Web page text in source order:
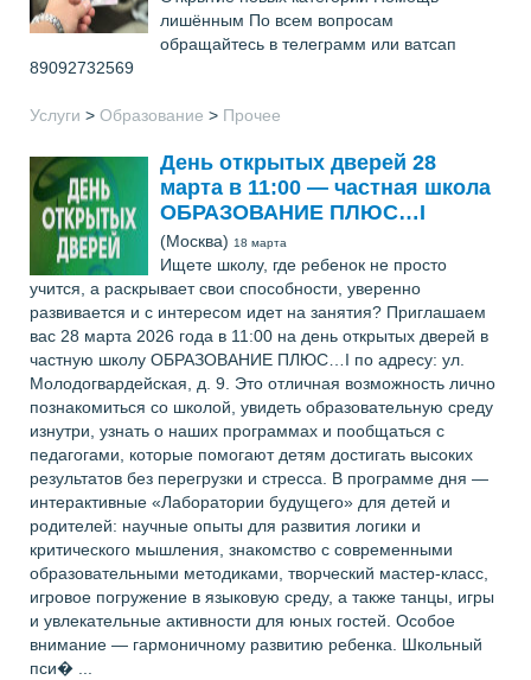
лишённым По всем вопросам
обращайтесь в телеграмм или ватсап
89092732569
Услуги > Образование > Прочее
День открытых дверей 28
марта в 11:00 — частная школа
ОБРАЗОВАНИЕ ПЛЮС…I
(Москва) 18 марта
Ищете школу, где ребенок не просто
учится, а раскрывает свои способности, уверенно
развивается и с интересом идет на занятия? Приглашаем
вас 28 марта 2026 года в 11:00 на день открытых дверей в
частную школу ОБРАЗОВАНИЕ ПЛЮС…I по адресу: ул.
Молодогвардейская, д. 9. Это отличная возможность лично
познакомиться со школой, увидеть образовательную среду
изнутри, узнать о наших программах и пообщаться с
педагогами, которые помогают детям достигать высоких
результатов без перегрузки и стресса. В программе дня —
интерактивные «Лаборатории будущего» для детей и
родителей: научные опыты для развития логики и
критического мышления, знакомство с современными
образовательными методиками, творческий мастер-класс,
игровое погружение в языковую среду, а также танцы, игры
и увлекательные активности для юных гостей. Особое
внимание — гармоничному развитию ребенка. Школьный
пси� ...